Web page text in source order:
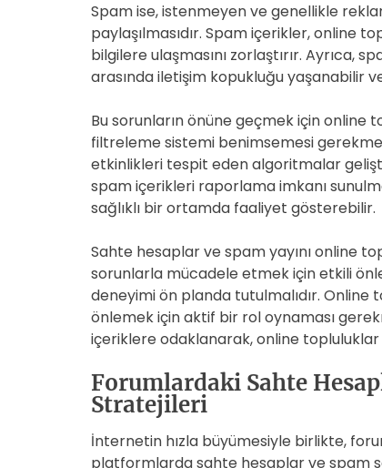
Spam ise, istenmeyen ve genellikle
paylaşılmasıdır. Spam içerikler, online
bilgilere ulaşmasını zorlaştırır. Ayrıca,
arasında iletişim kopukluğu yaşanabilir
Bu sorunların önüne geçmek için
filtreleme sistemi benimsemesi
etkinlikleri tespit eden algoritmalar
spam içerikleri raporlama imkanı
sağlıklı bir ortamda faaliyet gösterebilir.
Sahte hesaplar ve spam yayını online
sorunlarla mücadele etmek için etkili
deneyimi ön planda tutulmalıdır. Online
önlemek için aktif bir rol oynaması
içeriklere odaklanarak, online
Forumlardaki Sahte
Stratejileri
İnternetin hızla büyümesiyle birlikte,
platformlarda sahte hesaplar ve spam